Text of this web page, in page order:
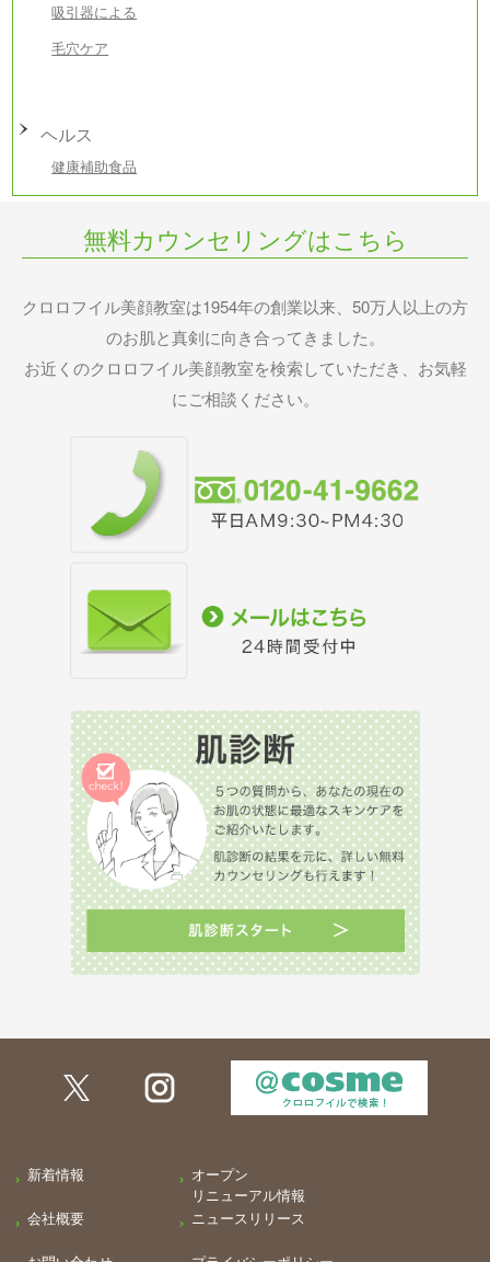
吸引器による
毛穴ケア
ヘルス
健康補助食品
無料カウンセリングはこちら
クロロフイル美顔教室は1954年の創業以来、50万人以上の方
のお肌と真剣に向き合ってきました。
お近くのクロロフイル美顔教室を検索していただき、お気軽
にご相談ください。
新着情報
オープン
リニューアル情報
会社概要
ニュースリリース